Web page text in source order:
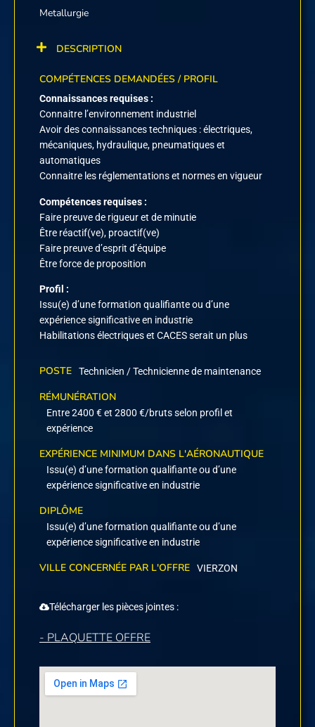
Metallurgie
DESCRIPTION
COMPÉTENCES DEMANDÉES / PROFIL
Connaissances requises :
Connaitre l’environnement industriel
Avoir des connaissances techniques : électriques,
mécaniques, hydraulique, pneumatiques et
automatiques
Connaitre les réglementations et normes en vigueur
Compétences requises :
Faire preuve de rigueur et de minutie
Être réactif(ve), proactif(ve)
Faire preuve d’esprit d’équipe
Être force de proposition
Profil :
Issu(e) d’une formation qualifiante ou d’une
expérience significative en industrie
Habilitations électriques et CACES serait un plus
POSTE Technicien / Technicienne de maintenance
RÉMUNÉRATION
Entre 2400 € et 2800 €/bruts selon profil et
expérience
EXPÉRIENCE MINIMUM DANS L'AÉRONAUTIQUE
Issu(e) d’une formation qualifiante ou d’une
expérience significative en industrie
DIPLÔME
Issu(e) d’une formation qualifiante ou d’une
expérience significative en industrie
VILLE CONCERNÉE PAR L'OFFRE VIERZON
Télécharger les pièces jointes :
- PLAQUETTE OFFRE